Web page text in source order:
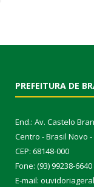
PREFEITURA DE
End.: Av. Castelo
Centro - Brasil Novo -
CEP: 68148-000
Fone: (93) 99238-6640
E-mail: